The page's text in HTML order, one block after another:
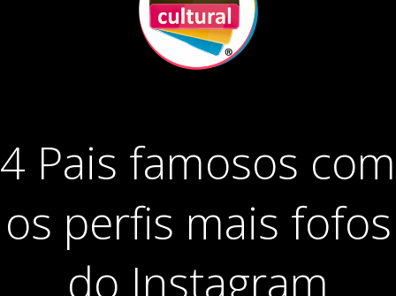
4 Pais famosos com
os perfis mais fofos
do Instagram